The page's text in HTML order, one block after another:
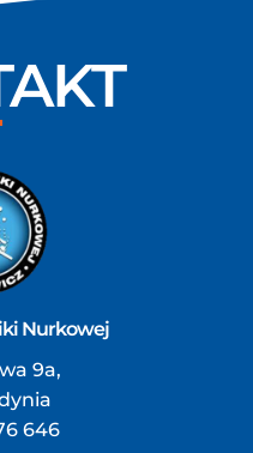
Nurkowej
9a,
646